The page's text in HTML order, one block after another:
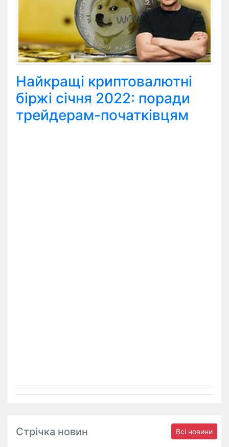
Найкращі криптовалютні
біржі січня 2022: поради
трейдерам-початківцям
Стрічка новин Всі новини